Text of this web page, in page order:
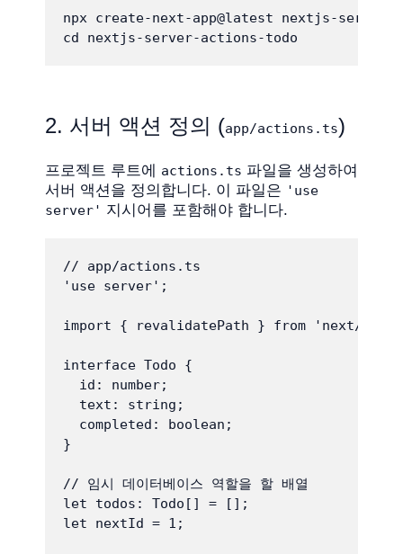
npx create-next-app@latest nextjs-
cd nextjs-server-actions-todo
2. 서버 액션 정의 (app/actions.ts)
프로젝트 루트에 actions.ts 파일을 생성하여
서버 액션을 정의합니다. 이 파일은 'use
server' 지시어를 포함해야 합니다.
// app/actions.ts
'use server';
import { revalidatePath } from 'next/
interface Todo {
  id: number;
  text: string;
  completed: boolean;
}
// 임시 데이터베이스 역할을 할 배열
let todos: Todo[] = [];
let nextId = 1;